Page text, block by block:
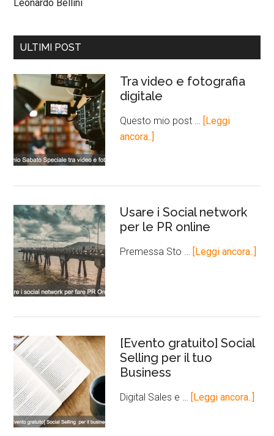
Leonardo Bellini
ULTIMI POST
Tra video e fotografia
digitale
Questo mio post …
[Leggi
ancora..]
Usare i Social network
per le PR online
Premessa Sto … [Leggi ancora..]
[Evento gratuito] Social
Selling per il tuo
Business
Digital Sales e … [Leggi ancora..]